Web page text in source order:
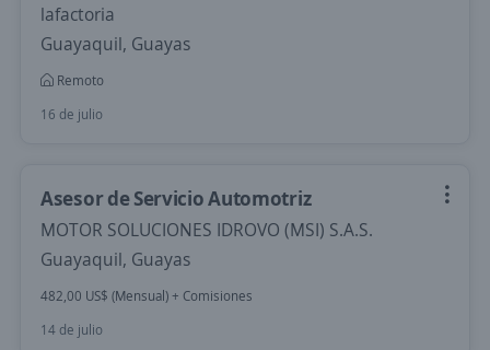
lafactoria
Guayaquil, Guayas
Remoto
16 de julio
Asesor de Servicio Automotriz
MOTOR SOLUCIONES IDROVO (MSI) S.A.S.
Guayaquil, Guayas
482,00 US$ (Mensual) + Comisiones
14 de julio